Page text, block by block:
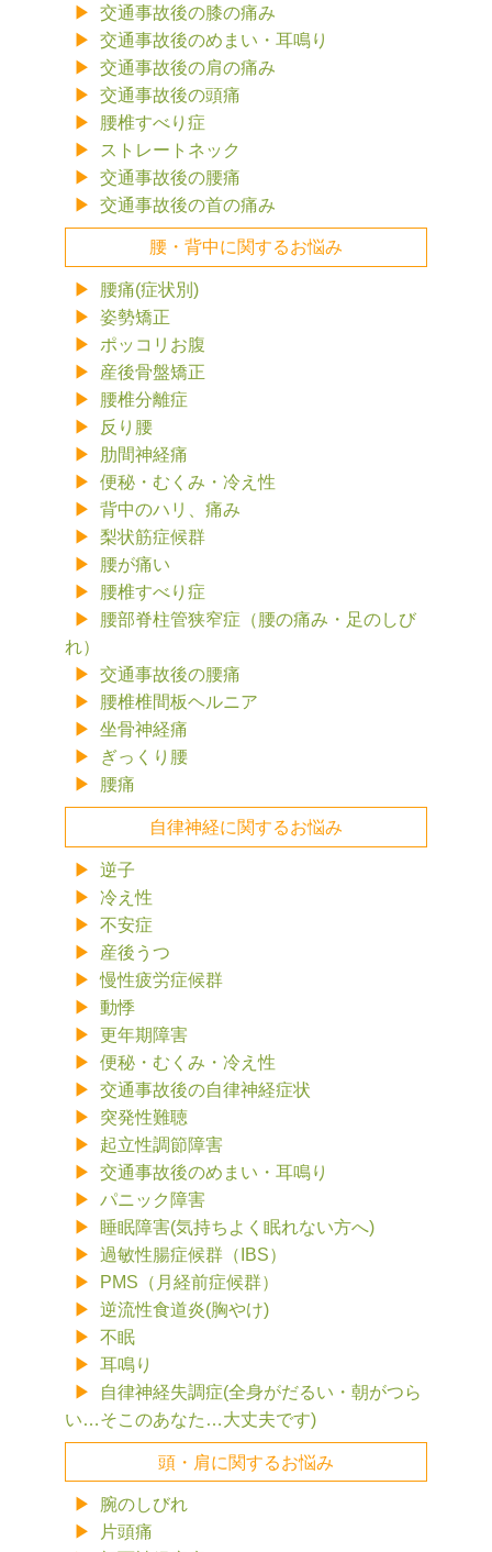
交通事故後の膝の痛み
交通事故後のめまい・耳鳴り
交通事故後の肩の痛み
交通事故後の頭痛
腰椎すべり症
ストレートネック
交通事故後の腰痛
交通事故後の首の痛み
腰・背中に関するお悩み
腰痛(症状別)
姿勢矯正
ポッコリお腹
産後骨盤矯正
腰椎分離症
反り腰
肋間神経痛
便秘・むくみ・冷え性
背中のハリ、痛み
梨状筋症候群
腰が痛い
腰椎すべり症
腰部脊柱管狭窄症（腰の痛み・足のしび
れ）
交通事故後の腰痛
腰椎椎間板ヘルニア
坐骨神経痛
ぎっくり腰
腰痛
自律神経に関するお悩み
逆子
冷え性
不安症
産後うつ
慢性疲労症候群
動悸
更年期障害
便秘・むくみ・冷え性
交通事故後の自律神経症状
突発性難聴
起立性調節障害
交通事故後のめまい・耳鳴り
パニック障害
睡眠障害(気持ちよく眠れない方へ)
過敏性腸症候群（IBS）
PMS（月経前症候群）
逆流性食道炎(胸やけ)
不眠
耳鳴り
自律神経失調症(全身がだるい・朝がつら
い…そこのあなた…大丈夫です)
頭・肩に関するお悩み
腕のしびれ
片頭痛